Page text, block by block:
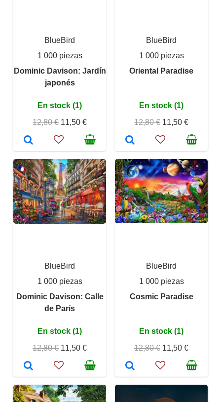
BlueBird
1 000 piezas
Dominic Davison: Jardín
japonés
En stock (1)
12,80 € 11,50 €
BlueBird
1 000 piezas
Oriental Paradise
En stock (1)
12,80 € 11,50 €
BlueBird
1 000 piezas
Dominic Davison: Calle
de París
En stock (1)
12,80 € 11,50 €
BlueBird
1 000 piezas
Cosmic Paradise
En stock (1)
12,80 € 11,50 €